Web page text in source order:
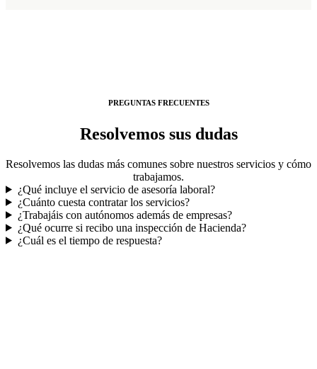
PREGUNTAS FRECUENTES
Resolvemos sus dudas
Resolvemos las dudas más comunes sobre nuestros servicios y cómo
trabajamos.
¿Qué incluye el servicio de asesoría laboral?
¿Cuánto cuesta contratar los servicios?
¿Trabajáis con autónomos además de empresas?
¿Qué ocurre si recibo una inspección de Hacienda?
¿Cuál es el tiempo de respuesta?